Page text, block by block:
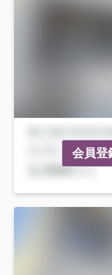
会員登